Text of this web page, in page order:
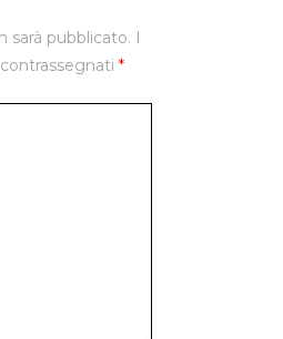
sarà pubblicato. I
*